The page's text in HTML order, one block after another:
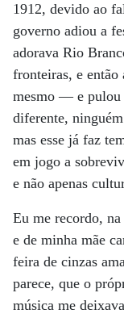
1912, devido ao
governo adiou a
adorava Rio
fronteiras, e
mesmo — e pulou
diferente,
mas esse já faz
em jogo a
e não apenas
Eu me recordo,
e de minha mãe
feira de cinzas
parece, que o
música me